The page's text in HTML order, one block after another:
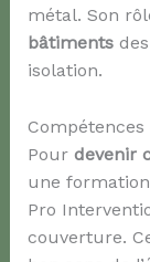
métal. Son
bâtimentsdes
isolation.
Pour devenir
une
Pro
couverture.